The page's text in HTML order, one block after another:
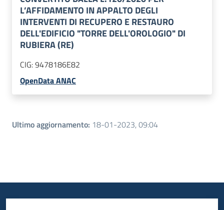
L’AFFIDAMENTO IN APPALTO DEGLI
INTERVENTI DI RECUPERO E RESTAURO
DELL'EDIFICIO "TORRE DELL'OROLOGIO" DI
RUBIERA (RE)
CIG:9478186E82
OpenData ANAC
Ultimo aggiornamento: 18-01-2023, 09:04